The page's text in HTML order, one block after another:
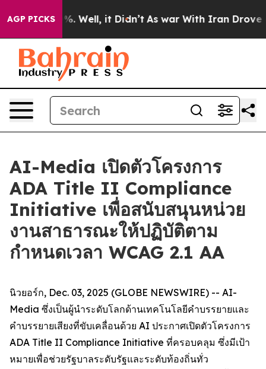
AGP PICKS
40%. Well, it Didn’t As war With Iran Drove oil
AI-Media เปิดตัวโครงการ
ADA Title II Compliance
Initiative เพื่อสนับสนุนหน่วย
งานสาธารณะให้ปฏิบัติตาม
กำหนดเวลา WCAG 2.1 AA
นิวยอร์ก, Dec. 03, 2025 (GLOBE NEWSWIRE) -- AI-
Media ซึ่งเป็นผู้นำระดับโลกด้านเทคโนโลยีคำบรรยายและ
คำบรรยายเสียงที่ขับเคลื่อนด้วย AI ประกาศเปิดตัวโครงการ
ADA Title II Compliance Initiative ที่ครอบคลุม ซึ่งมีเป้า
หมายเพื่อช่วยรัฐบาลระดับรัฐและระดับท้องถิ่นทั่ว